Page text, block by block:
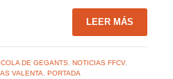
LEER MÁS
DE GEGANTS, NOTICIAS FFCV,
VALENTA, PORTADA